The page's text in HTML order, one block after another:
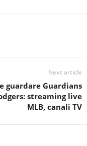
Next article
guardare Guardians
streaming live
MLB, canali TV